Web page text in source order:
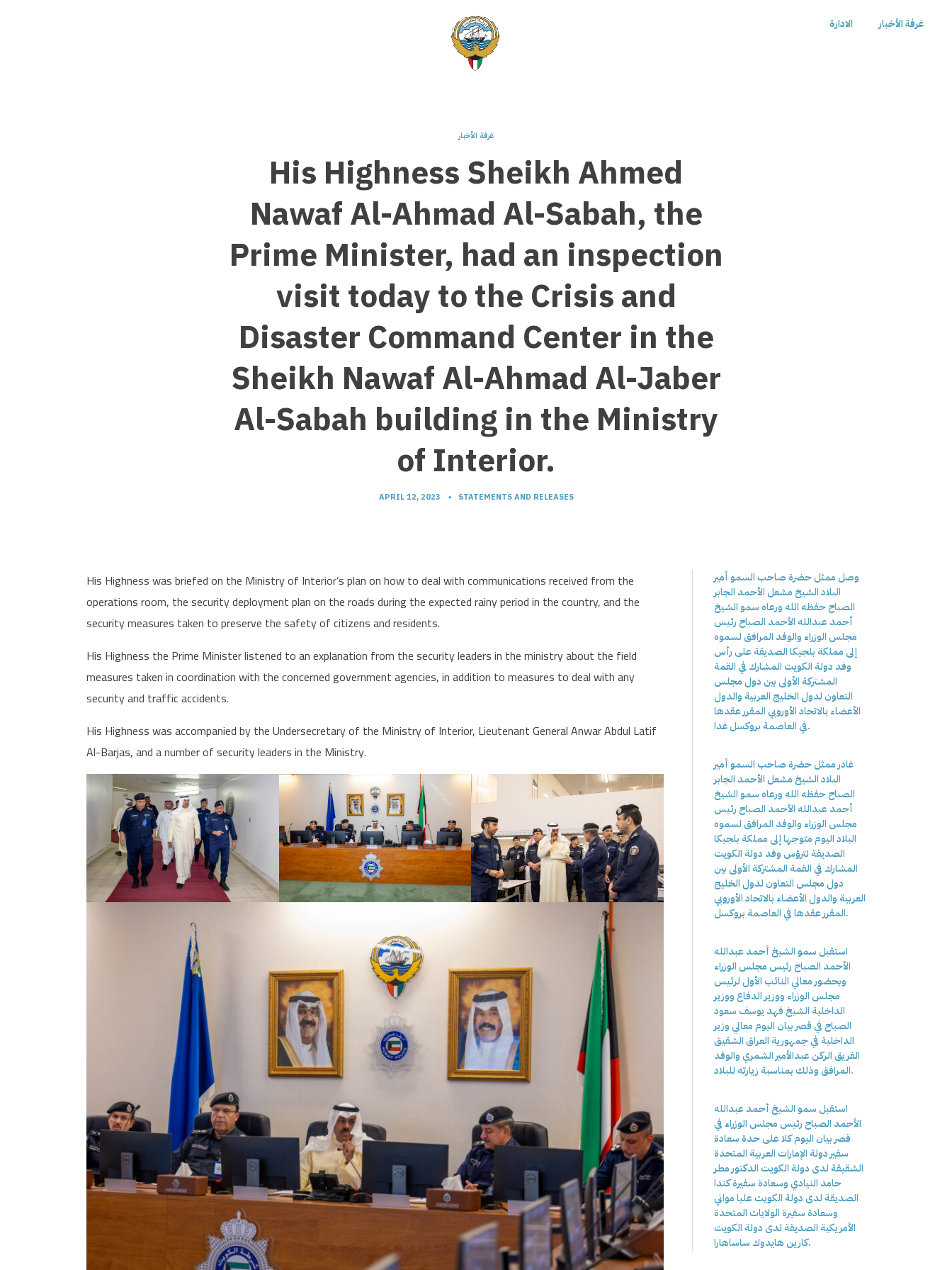
الادارة غرفة الأخبار
غرفة الأخبار
His Highness Sheikh Ahmed
Nawaf Al-Ahmad Al-Sabah, the
Prime Minister, had an inspection
visit today to the Crisis and
Disaster Command Center in the
Sheikh Nawaf Al-Ahmad Al-Jaber
Al-Sabah building in the Ministry
of Interior.
APRIL 12, 2023 • STATEMENTS AND RELEASES
His Highness was briefed on the Ministry of Interior’s plan on how to deal with communications received from the
operations room, the security deployment plan on the roads during the expected rainy period in the country, and the
security measures taken to preserve the safety of citizens and residents.
His Highness the Prime Minister listened to an explanation from the security leaders in the ministry about the field
measures taken in coordination with the concerned government agencies, in addition to measures to deal with any
security and traffic accidents.
His Highness was accompanied by the Undersecretary of the Ministry of Interior, Lieutenant General Anwar Abdul Latif
Al-Barjas, and a number of security leaders in the Ministry.
وصل ممثل حضرة صاحب السمو أمير
البلاد الشيخ مشعل الأحمد الجابر
الصباح حفظه الله ورعاه سمو الشيخ
أحمد عبدالله الأحمد الصباح رئيس
مجلس الوزراء والوفد المرافق لسموه
إلى مملكة بلجيكا الصديقة على رأس
وفد دولة الكويت المشارك في القمة
المشتركة الأولى بين دول مجلس
التعاون لدول الخليج العربية والدول
الأعضاء بالاتحاد الأوروبي المقرر عقدها
في العاصمة بروكسل غدا.
غادر ممثل حضرة صاحب السمو أمير
البلاد الشيخ مشعل الأحمد الجابر
الصباح حفظه الله ورعاه سمو الشيخ
أحمد عبدالله الأحمد الصباح رئيس
مجلس الوزراء والوفد المرافق لسموه
البلاد اليوم متوجها إلى مملكة بلجيكا
الصديقة لترؤس وفد دولة الكويت
المشارك في القمة المشتركة الأولى بين
دول مجلس التعاون لدول الخليج
العربية والدول الأعضاء بالاتحاد الأوروبي
المقرر عقدها في العاصمة بروكسل.
استقبل سمو الشيخ أحمد عبدالله
الأحمد الصباح رئيس مجلس الوزراء
وبحضور معالي النائب الأول لرئيس
مجلس الوزراء ووزير الدفاع ووزير
الداخلية الشيخ فهد يوسف سعود
الصباح في قصر بيان اليوم معالي وزير
الداخلية في جمهورية العراق الشقيق
الفريق الركن عبدالأمير الشمري والوفد
المرافق وذلك بمناسبة زيارته للبلاد.
استقبل سمو الشيخ أحمد عبدالله
الأحمد الصباح رئيس مجلس الوزراء في
قصر بيان اليوم كلا على حدة سعادة
سفير دولة الإمارات العربية المتحدة
الشقيقة لدى دولة الكويت الدكتور مطر
حامد النيادي وسعادة سفيرة كندا
الصديقة لدى دولة الكويت عليا مواني
وسعادة سفيرة الولايات المتحدة
الأمريكية الصديقة لدى دولة الكويت
كارين هايدوك ساساهارا.